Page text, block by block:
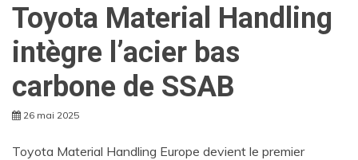
Toyota Material Handling
intègre l’acier bas
carbone de SSAB
26 mai 2025
Toyota Material Handling Europe devient le premier